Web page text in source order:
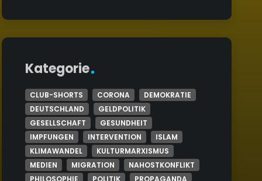
Kategorie
CLUB-SHORTS CORONA
DEMOKRATIE
DEUTSCHLAND
GELDPOLITIK
GESELLSCHAFT
GESUNDHEIT
IMPFUNGEN
INTERVENTION
ISLAM
KLIMAWANDEL
KULTURMARXISMUS
MEDIEN
MIGRATION
NAHOSTKONFLIKT